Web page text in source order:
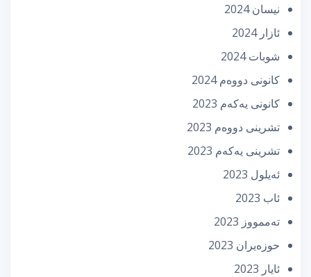
نیسان 2024
ئازار 2024
شوبات 2024
كانونی دووه‌م 2024
كانونی یه‌كه‌م 2023
تشرینی دووه‌م 2023
تشرینی یه‌كه‌م 2023
ئه‌یلول 2023
ئاب 2023
تەممووز 2023
حوزه‌یران 2023
ئایار 2023